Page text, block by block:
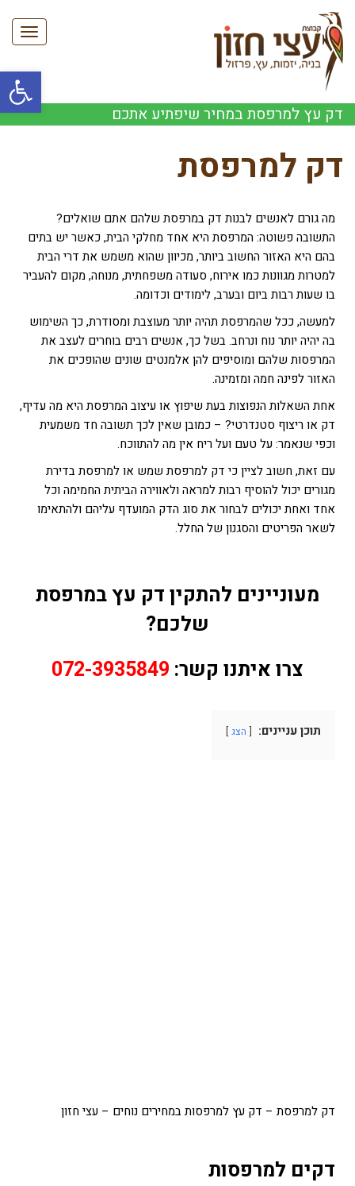
פתח
דק עץ למרפסת במחיר שיפתיע אתכם
דק למרפסת
מה גורם לאנשים לבנות דק במרפסת שלהם אתם שואלים?
התשובה פשוטה: המרפסת היא אחד מחלקי הבית, כאשר יש בתים
בהם היא האזור החשוב ביותר, מכיוון שהוא משמש את דרי הבית
למטרות מגוונות כמו אירוח, סעודה משפחתית, מנוחה, מקום להעביר
בו שעות רבות ביום ובערב, לימודים וכדומה.
למעשה, ככל שהמרפסת תהיה יותר מעוצבת ומסודרת, כך השימוש
בה יהיה יותר נוח ונרחב. בשל כך, אנשים רבים בוחרים לעצב את
המרפסות שלהם ומוסיפים להן אלמנטים שונים שהופכים את
האזור לפינה חמה ומזמינה.
אחת השאלות הנפוצות בעת שיפוץ או עיצוב המרפסת היא מה עדיף,
דק או ריצוף סטנדרטי? – כמובן שאין לכך תשובה חד משמעית
וכפי שנאמר: על טעם ועל ריח אין מה להתווכח.
עם זאת, חשוב לציין כי דק למרפסת שמש או למרפסת בדירת
מגורים יכול להוסיף רבות למראה ולאווירה הביתית החמימה וכל
אחד ואחת יכולים לבחור את סוג הדק המועדף עליהם ולהתאימו
לשאר הפריטים והסגנון של החלל.
מעוניינים להתקין דק עץ במרפסת
שלכם?
צרו איתנו קשר: 072-3935849
תוכן עניינים: הצג
דק למרפסת – דק עץ למרפסות במחירים נוחים – עצי חזון
דקים למרפסות